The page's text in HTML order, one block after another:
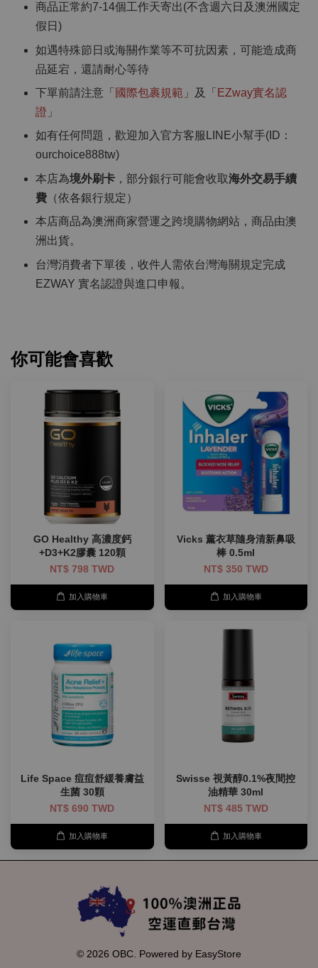
商品正常約7-14個工作天寄出(不含週六日及澳洲國定
假日)
如遇特殊節日或海關作業等不可抗因素，可能造成商
品延宕，還請耐心等待
下單前請注意「 國際包裹規範 」及「 EZway實名認
證 」
如有任何問題，歡迎加入官方客服LINE小幫手(ID：
ourchoice888tw)
本店為境外刷卡 ，部分銀行可能會收取海外交易手續
費 （依各銀行規定）
本店商品為澳洲商家營運之跨境購物網站，商品由澳
洲出貨。
台灣消費者下單後，收件人需依台灣海關規定完成
EZWAY 實名認證與進口申報。
你可能會喜歡
GO Healthy 高濃度鈣
+D3+K2膠囊 120顆
NT$ 798 TWD
加入購物車
Vicks 薰衣草隨身清新鼻吸
棒 0.5ml
NT$ 350 TWD
加入購物車
Life Space 痘痘舒緩養膚益
生菌 30顆
NT$ 690 TWD
加入購物車
Swisse 視黃醇0.1%夜間控
油精華 30ml
NT$ 485 TWD
加入購物車
© 2026 OBC. Powered by EasyStore